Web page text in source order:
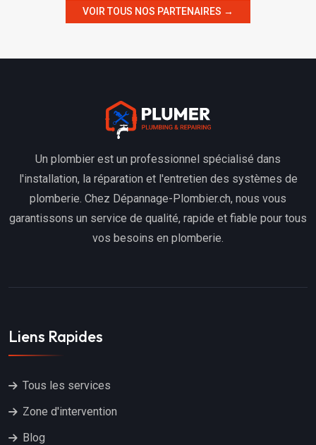
VOIR TOUS NOS PARTENAIRES →
Un plombier est un professionnel spécialisé dans
l'installation, la réparation et l'entretien des systèmes de
plomberie. Chez Dépannage-Plombier.ch, nous vous
garantissons un service de qualité, rapide et fiable pour tous
vos besoins en plomberie.
Liens Rapides
Tous les services
Zone d'intervention
Blog